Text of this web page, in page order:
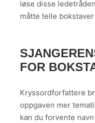
løse disse
måtte telle
FOR
Kryssordforfattere
oppgaven mer
kan du forvente